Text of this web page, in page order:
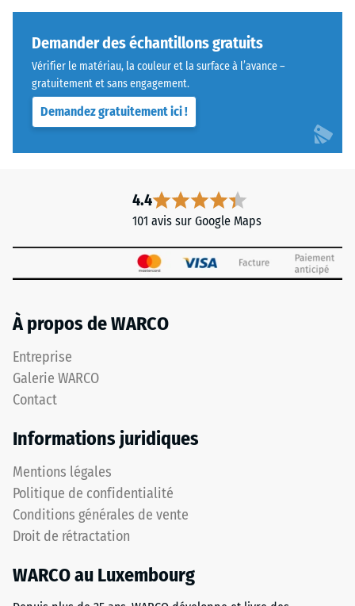
Demander des échantillons gratuits
Vérifier le matériau, la couleur et la surface à l’avance –
gratuitement et sans engagement.
Demandez gratuitement ici !
4.4
101 avis sur Google Maps
À propos de WARCO
Entreprise
Galerie WARCO
Contact
Informations juridiques
Mentions légales
Politique de confidentialité
Conditions générales de vente
Droit de rétractation
WARCO au Luxembourg